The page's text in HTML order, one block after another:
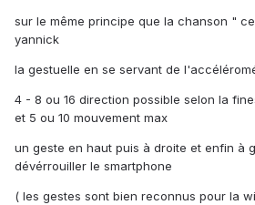
sur le même principe que la chanson "
yannick
la gestuelle en se servant de
4 - 8 ou 16 direction possible selon la
et 5 ou 10 mouvement max
un geste en haut puis à droite et enfin à
dévérrouiller le smartphone
( les gestes sont bien reconnus pour la